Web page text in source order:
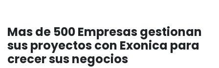
Mas de 500 Empresas gestionan
sus proyectos con Exonica para
crecer sus negocios